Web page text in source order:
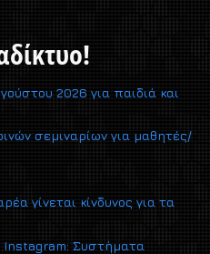
2026 για παιδιά και
σεμιναρίων για μαθητές/
γίνεται κίνδυνος για τα
Instagram: Συστήματα